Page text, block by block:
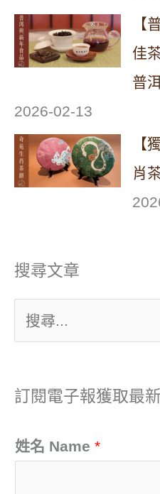
【
佳
普
2026-02-13
【
肖
搜尋文章
搜
關
字
訂閱電子報獲取最
姓名 Name *